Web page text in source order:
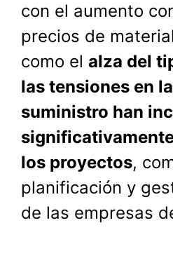
con el aumento
precios de
como el alza del
las tensiones en
suministro han
los proyectos,
planificación y
de las empresas